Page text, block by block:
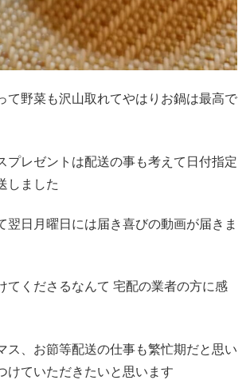
て野菜も沢山取れてやはりお鍋は最高で
プレゼントは配送の事も考えて日付指定
しました
翌日月曜日には届き喜びの動画が届きま
てくださるなんて 宅配の業者の方に感
ス、お節等配送の仕事も繁忙期だと思い
けていただきたいと思います